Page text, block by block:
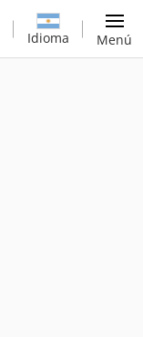
Idioma Menú